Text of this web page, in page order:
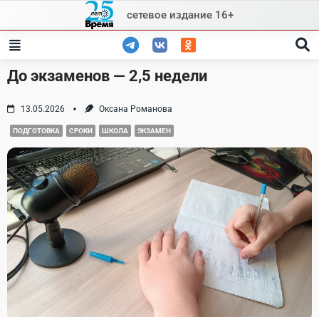
content
сетевое издание 16+
До экзаменов — 2,5 недели
13.05.2026 Оксана Романова
ПОДГОТОВКА СРОКИ ШКОЛА ЭКЗАМЕН